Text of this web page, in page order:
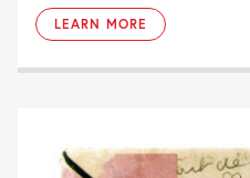
LEARN MORE